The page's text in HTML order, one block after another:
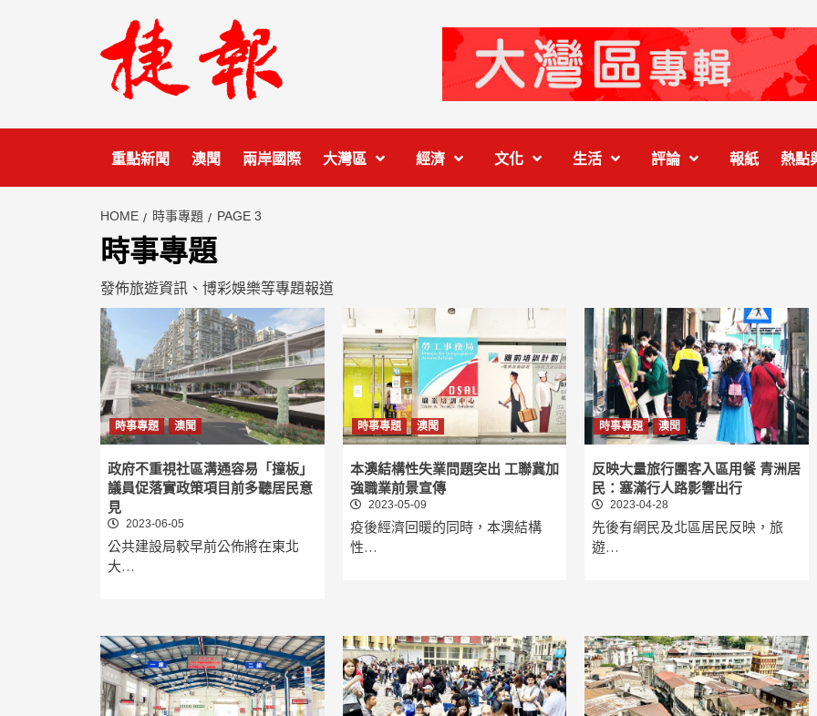
重點新聞 澳聞 兩岸國際 大灣區 經濟 文化 生活 評論 報紙 熱點
HOME 時事專題 PAGE 3
時事專題
發佈旅遊資訊、博彩娛樂等專題報道
時事專題 澳聞
政府不重視社區溝通容易「撞板」
議員促落實政策項目前多聽居民意
見
2023-06-05
公共建設局較早前公佈將在東北
大…
時事專題 澳聞
本澳結構性失業問題突出 工聯冀加
強職業前景宣傳
2023-05-09
疫後經濟回暖的同時，本澳結構
性…
時事專題 澳聞
反映大量旅行團客入區用餐 青洲居
民：塞滿行人路影響出行
2023-04-28
先後有網民及北區居民反映，旅
遊…